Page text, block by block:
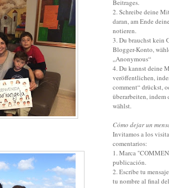
Beitrages.
2. Schreibe deine
daran, am Ende
notieren.
3. Du brauchst kein
Blogger-Konto,
„Anonymous“
4. Du kannst deine
veröffentlichen,
comment“ drückst,
überarbeiten, indem
wählst.
Cómo dejar un
Invitamos a los
comentarios:
1. Marca
publicación.
2. Escribe tu
tu nombre al final